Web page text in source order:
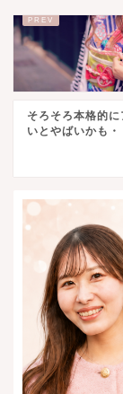
そろそろ本格的
いとやばいかも・